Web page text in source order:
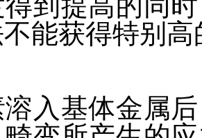
能获得特别高
入基体金属